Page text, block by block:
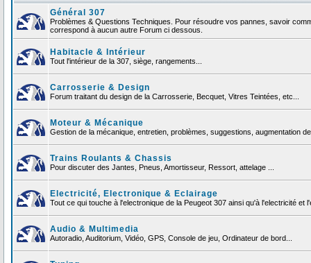
Général 307
Problèmes & Questions Techniques. Pour résoudre vos pannes, savoir
correspond à aucun autre Forum ci dessous.
Habitacle & Intérieur
Tout l'intérieur de la 307, siège, rangements...
Carrosserie & Design
Forum traitant du design de la Carrosserie, Becquet, Vitres Teintées, etc...
Moteur & Mécanique
Gestion de la mécanique, entretien, problèmes, suggestions, augmentation
Trains Roulants & Chassis
Pour discuter des Jantes, Pneus, Amortisseur, Ressort, attelage ...
Electricité, Electronique & Eclairage
Tout ce qui touche à l'electronique de la Peugeot 307 ainsi qu'à l'electricité et
Audio & Multimedia
Autoradio, Auditorium, Vidéo, GPS, Console de jeu, Ordinateur de bord...